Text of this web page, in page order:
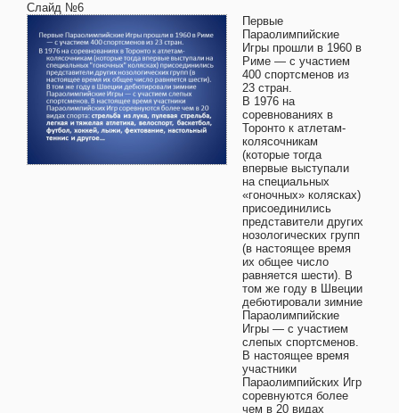
Слайд №6
Первые
Параолимпийские
Игры прошли в 1960 в
Риме — с участием
400 спортсменов из
23 стран.
В 1976 на
соревнованиях в
Торонто к атлетам-
колясочникам
(которые тогда
впервые выступали
на специальных
«гоночных» колясках)
присоединились
представители других
нозологических групп
(в настоящее время
их общее число
равняется шести). В
том же году в Швеции
дебютировали зимние
Параолимпийские
Игры — с участием
слепых спортсменов.
В настоящее время
участники
Параолимпийских Игр
соревнуются более
чем в 20 видах